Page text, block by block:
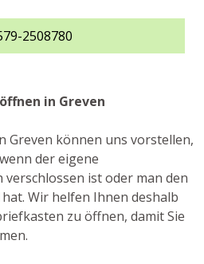
2508780
in Greven
Greven können uns vorstellen,
der eigene
ist oder man den
Wir helfen Ihnen deshalb
zu öffnen, damit Sie